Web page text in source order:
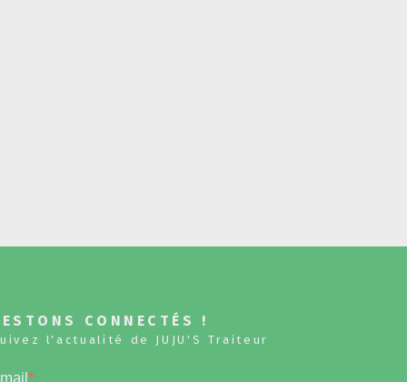
CONNECTÉS !
l'actualité de JUJU'S Traiteur